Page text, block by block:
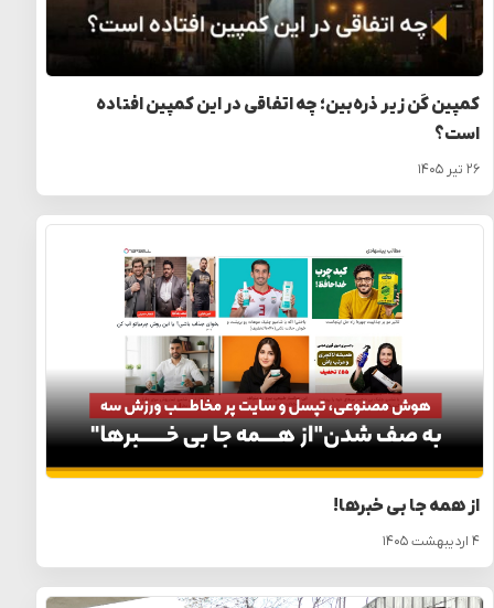
کمپین کَن زیر ذره‌بین؛ چه اتفاقی در این کمپین افتاده
است؟
۲۶ تیر ۱۴۰۵
از همه جا بی خبرها!
۴ اردیبهشت ۱۴۰۵